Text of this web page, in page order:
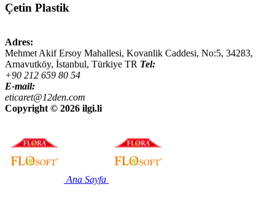
Çetin Plastik
Adres:
Mehmet Akif Ersoy Mahallesi, Kovanlik Caddesi, No:5, 34283,
Arnavutköy, İstanbul, Türkiye TR Tel:
+90 212 659 80 54
E-mail:
eticaret@12den.com
Copyright © 2026 ilgi.li
Ana Sayfa